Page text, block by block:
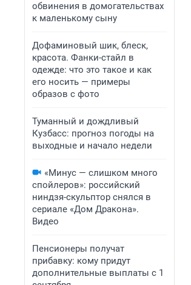
обвинения в домогательствах
к маленькому сыну
Дофаминовый шик, блеск,
красота. Фанки-стайл в
одежде: что это такое и как
его носить — примеры
образов с фото
Туманный и дождливый
Кузбасс: прогноз погоды на
выходные и начало недели
«Минус — слишком много
спойлеров»: российский
ниндзя-скульптор снялся в
сериале «Дом Дракона».
Видео
Пенсионеры получат
прибавку: кому придут
дополнительные выплаты с 1